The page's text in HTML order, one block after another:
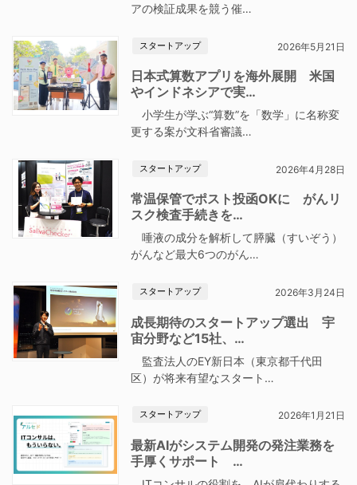
アの検証成果を競う催…
スタートアップ 2026年5月21日
日本式算数アプリを海外展開 米国
やインドネシアで実…
小学生が学ぶ“算数”を「数学」に名称変
更する案が文科省審議…
スタートアップ 2026年4月28日
常温保管でポスト投函OKに がんリ
スク検査手続きを…
唾液の成分を解析して膵臓（すいぞう）
がんなど最大6つのがん…
スタートアップ 2026年3月24日
成長期待のスタートアップ選出 宇
宙分野など15社、…
監査法人のEY新日本（東京都千代田
区）が将来有望なスタート…
スタートアップ 2026年1月21日
最新AIがシステム開発の発注業務を
手厚くサポート …